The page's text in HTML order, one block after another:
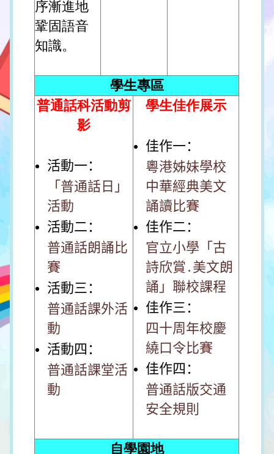
序漸進地
鞏固語音
知識。
學生專區
普通話科活動剪
影
活動一：
「普通話日」
活動
活動二：
普通話朗誦比
賽
活動三：
普通話課外活
動
活動四：
普通話課堂活
動
學生佳作展示
佳作一：
粵港姊妹學校
中華經典美文
誦讀比賽
佳作二：
官立小學「古
詩欣賞․美文朗
誦」聯校課程
佳作三：
四十周年校慶
繞口令比賽
佳作四：
普通話版交通
安全規則
自學園地